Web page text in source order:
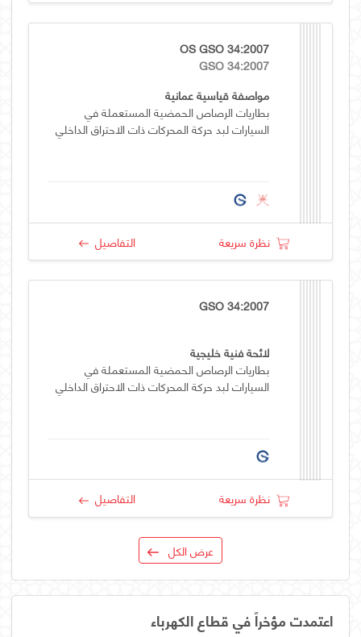
OS GSO 34:2007
GSO 34:2007
مواصفة قياسية عمانية
بطاريات الرصاص الحمضية المستعملة في
السيارات لبد حركة المحركات ذات الاحتراق الداخلي
نظرة سريعة التفاصيل
GSO 34:2007
لائحة فنية خليجية
بطاريات الرصاص الحمضية المستعملة في
السيارات لبد حركة المحركات ذات الاحتراق الداخلي
نظرة سريعة التفاصيل
عرض الكل
اعتمدت مؤخراً في قطاع الكهرباء